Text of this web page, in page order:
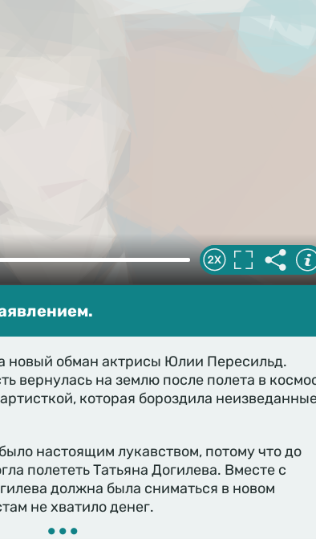
новый обман актрисы Юлии Пересильд.
вернулась на землю после полета в
которая бороздила
настоящим лукавством, потому что до
полететь Татьяна Догилева. Вместе с
должна была сниматься в новом
не хватило денег.
•••